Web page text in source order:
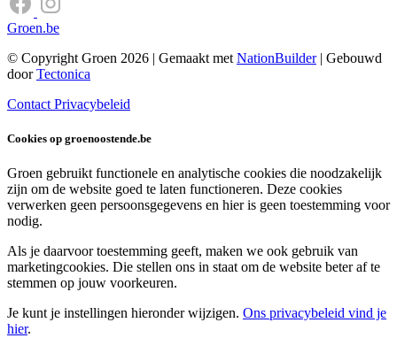
Groen.be
© Copyright Groen 2026 | Gemaakt met NationBuilder| Gebouwd
doorTectonica
Contact Privacybeleid
Cookies op groenoostende.be
Groen gebruikt functionele en analytische cookies die noodzakelijk
zijn om de website goed te laten functioneren. Deze cookies
verwerken geen persoonsgegevens en hier is geen toestemming voor
nodig.
Als je daarvoor toestemming geeft, maken we ook gebruik van
marketingcookies. Die stellen ons in staat om de website beter af te
stemmen op jouw voorkeuren.
Je kunt je instellingen hieronder wijzigen. Ons privacybeleid vind je
hier.